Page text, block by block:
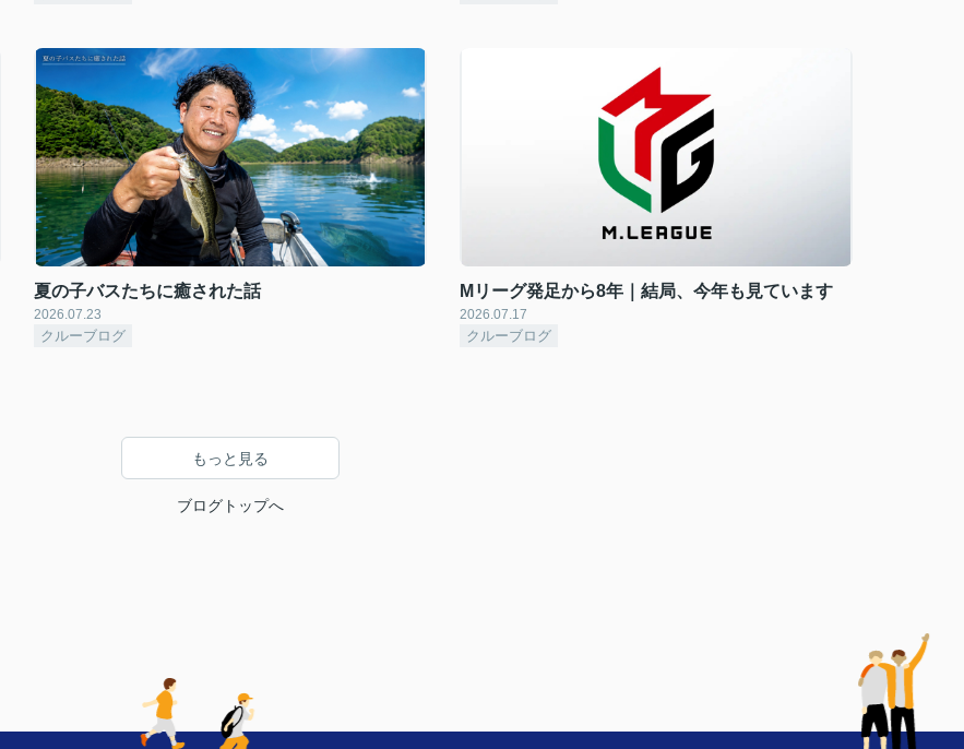
夏の子バスたちに癒された話
2026.07.23
クルーブログ
Mリーグ発足から8年｜結局、今年も見ています
2026.07.17
クルーブログ
もっと見る
ブログトップへ